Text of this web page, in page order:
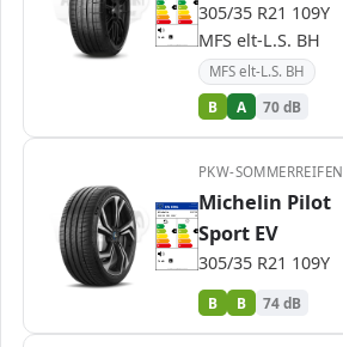
C C
70 dB A
305/35 R21 109Y
MFS elt-L.S. BH
MFS elt-L.S. BH
B A 70 dB
ENERG 1750054
Michelin
513728
305/35 R21 109Y
C1
A
B B
C
D
E
A
B B
C
D
E
74 dB
PKW-SOMMERREIFEN
Michelin Pilot
Sport EV
305/35 R21 109Y
B B 74 dB